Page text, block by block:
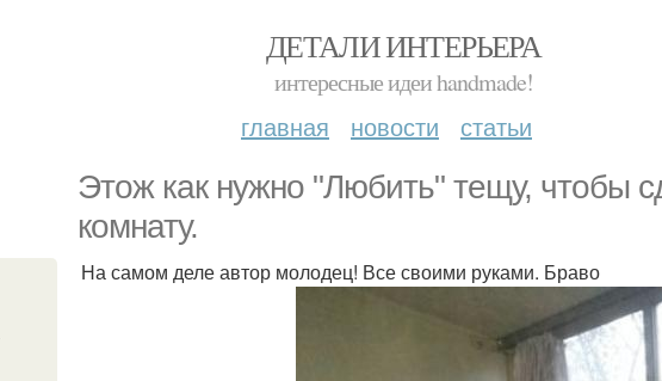
ДЕТАЛИ ИНТЕРЬЕРА
интересные идеи handmade!
главная новости статьи
Этож как нужно "Любить" тещу, чтобы
комнату.
На самом деле автор молодец! Все своими руками. Браво